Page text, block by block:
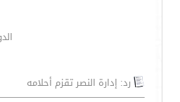
رد: إدارة النصر تقزم أحلامه